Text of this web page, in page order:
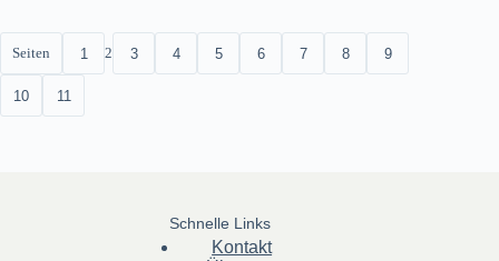
Seiten 1 2 3 4 5 6 7 8 9
10 11
Schnelle Links
Kontakt